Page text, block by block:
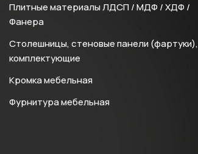
Плитные материалы ЛДСП / МДФ / ХДФ /
Фанера
Столешницы, стеновые панели (фартуки),
комплектующие
Кромка мебельная
Фурнитура мебельная